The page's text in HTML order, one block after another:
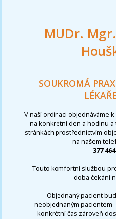
MUDr.
SOUKROMÁ
V naší ordinaci objednáváme
na konkrétní den a hodinu a
stránkách prostřednictvím
na našem
377
Touto komfortní službou
doba čekání
Objednaný pacient
neobjednaným pacientem
konkrétní čas zároveň